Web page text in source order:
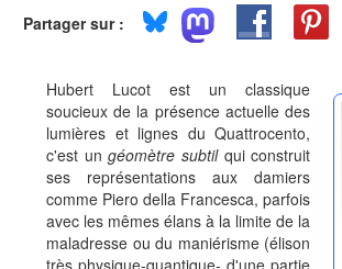
Partager sur :
Hubert Lucot est un classique
soucieux de la présence actuelle des
lumières et lignes du Quattrocento,
c'est ungéomètre subtilqui construit
ses représentations aux damiers
comme Piero della Francesca, parfois
avec les mêmes élans à la limite de la
maladresse ou du maniérisme (élison
très physique-quantique- d'une partie